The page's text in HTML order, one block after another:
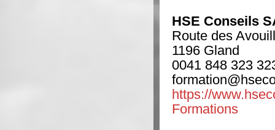
HSE Conseils
Route des
1196 Gland
0041 848 323
https://
Formations